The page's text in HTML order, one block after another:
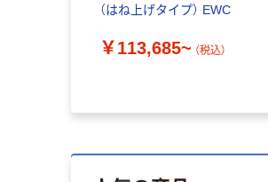
（はね上げタイプ） EWC
￥113,685~ （税込）